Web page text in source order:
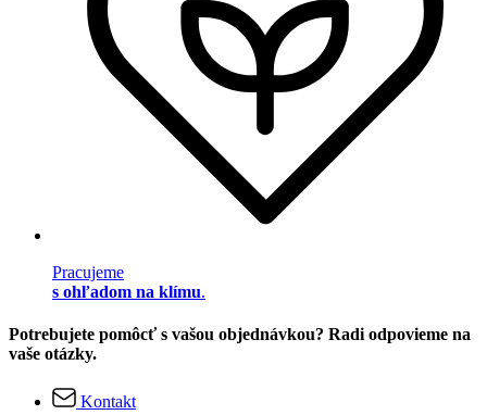
Pracujeme
s ohľadom na klímu.
Potrebujete pomôcť s vašou objednávkou? Radi odpovieme na
vaše otázky.
Kontakt